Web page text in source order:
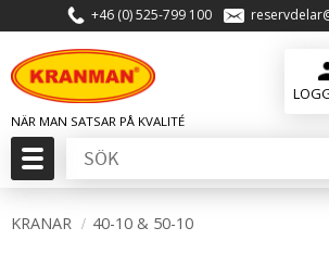
Meny
+46 (0) 525-799 100
KRANAR 40-10 & 50-10